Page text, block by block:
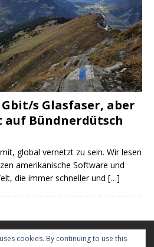
s Glasfaser, aber
auf Bündnerdütsch
global vernetzt zu sein. Wir lesen
amerikanische Software und
die immer schneller und […]
cookies. By continuing to use this